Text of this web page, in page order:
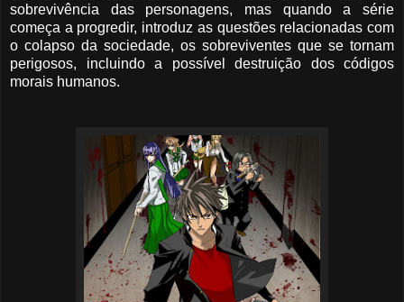
sobrevivência das personagens, mas quando a série
começa a progredir, introduz as questões relacionadas com
o colapso da sociedade, os sobreviventes que se tornam
perigosos, incluindo a possível destruição dos códigos
morais humanos.